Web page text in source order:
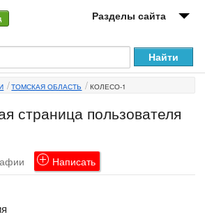
Разделы сайта
ТОМСКАЯ ОБЛАСТЬ КОЛЕСО-1
страница пользователя
Написать